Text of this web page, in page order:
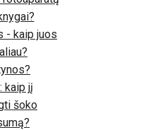
- kaip juos
kaip jį
šoko